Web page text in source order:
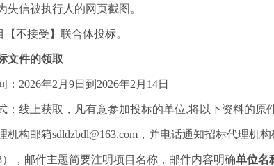
失信被执行人的网页截图。
【不接受】联合体投标。
文件的领取
： 2026年2月9日 到 2026年2月14日
：线上获取，凡有意参加投标的单位,将以下资料的原
机构邮箱sdldzbdl@163.com，并电话通知招标代理机
），邮件主题简要注明项目名称，邮件内容明确单位名